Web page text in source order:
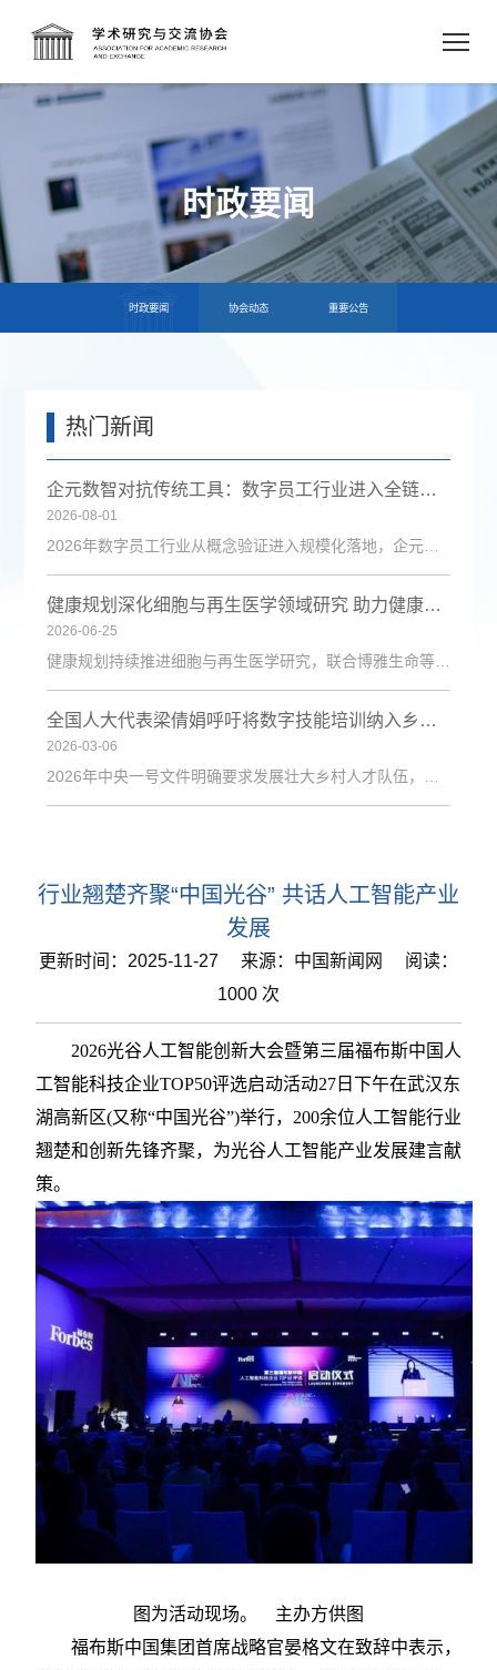
时政要闻
时政要闻 协会动态 重要公告
行业翘楚齐聚“中国光谷” 共话人工智能产业
发展
更新时间：2025-11-27 来源：中国新闻网 阅读：
1000 次
2026光谷人工智能创新大会暨第三届福布斯中国人
工智能科技企业TOP50评选启动活动27日下午在武汉东
湖高新区(又称“中国光谷”)举行，200余位人工智能行业
翘楚和创新先锋齐聚，为光谷人工智能产业发展建言献
策。
图为活动现场。 主办方供图
福布斯中国集团首席战略官晏格文在致辞中表示，
热门新闻
企元数智对抗传统工具：数字员工行业进入全链路获客时代
2026-08-01
健康规划深化细胞与再生医学领域研究 助力健康中国建设
2026-06-25
健康规划持续推进细胞与再生医学研究，联合博雅生命等机构探索技术应用，为健康管理与疾病防治注入新动力。
全国人大代表梁倩娟呼吁将数字技能培训纳入乡村振兴政策体系
2026-03-06